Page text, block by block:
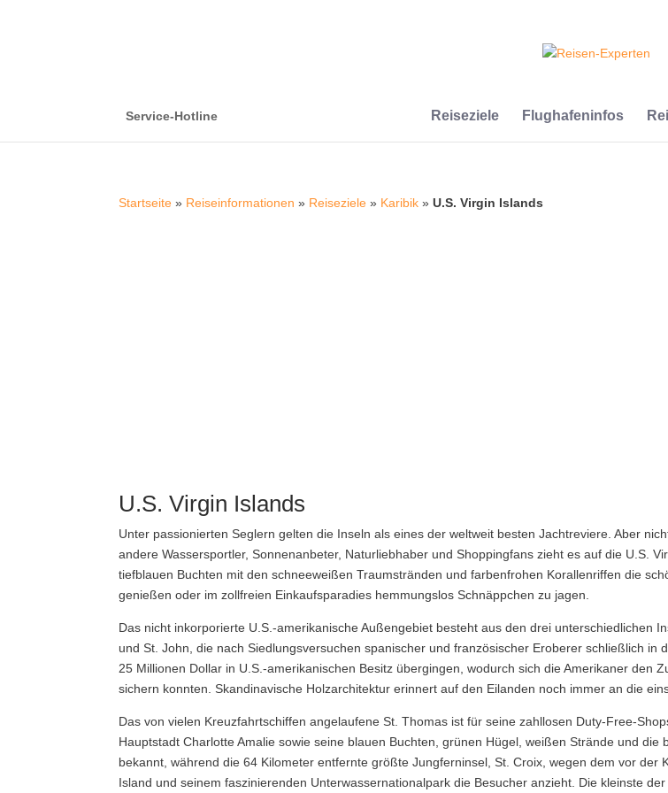
Service-Hotline Reiseziele Flughafeninfos
Startseite » Reiseinformationen » Reiseziele » Karibik »U.S. Virgin Islands
U.S. Virgin Islands
Unter passionierten Seglern gelten die Inseln als eines der weltweit besten Jachtreviere. Aber
andere Wassersportler, Sonnenanbeter, Naturliebhaber und Shoppingfans zieht es auf die U.S.
tiefblauen Buchten mit den schneeweißen Traumstränden und farbenfrohen Korallenriffen die
genießen oder im zollfreien Einkaufsparadies hemmungslos Schnäppchen zu jagen.
Das nicht inkorporierte U.S.-amerikanische Außengebiet besteht aus den drei unterschiedlichen
und St. John, die nach Siedlungsversuchen spanischer und französischer Eroberer schließlich in
25 Millionen Dollar in U.S.-amerikanischen Besitz übergingen, wodurch sich die Amerikaner den
sichern konnten. Skandinavische Holzarchitektur erinnert auf den Eilanden noch immer an die
Das von vielen Kreuzfahrtschiffen angelaufene St. Thomas ist für seine zahllosen Duty-Free-
Hauptstadt Charlotte Amalie sowie seine blauen Buchten, grünen Hügel, weißen Strände und die
bekannt, während die 64 Kilometer entfernte größte Jungferninsel, St. Croix, wegen dem vor der
Island und seinem faszinierenden Unterwassernationalpark die Besucher anzieht. Die kleinste der